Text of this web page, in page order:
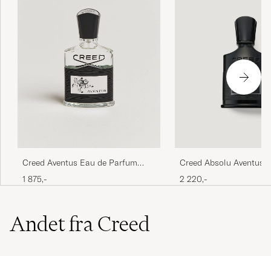
Creed Aventus Eau de Parfum
50ml
1 875,-
Creed Absolu Aventus
Parfum 50ml
2 220,-
Andet fra Creed